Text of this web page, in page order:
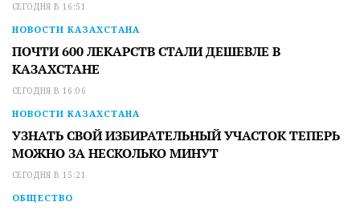
СЕГОДНЯ В 16:51
НОВОСТИ КАЗАХСТАНА
ПОЧТИ 600 ЛЕКАРСТВ СТАЛИ ДЕШЕВЛЕ В
КАЗАХСТАНЕ
СЕГОДНЯ В 16:06
НОВОСТИ КАЗАХСТАНА
УЗНАТЬ СВОЙ ИЗБИРАТЕЛЬНЫЙ УЧАСТОК ТЕПЕРЬ
МОЖНО ЗА НЕСКОЛЬКО МИНУТ
СЕГОДНЯ В 15:21
ОБЩЕСТВО